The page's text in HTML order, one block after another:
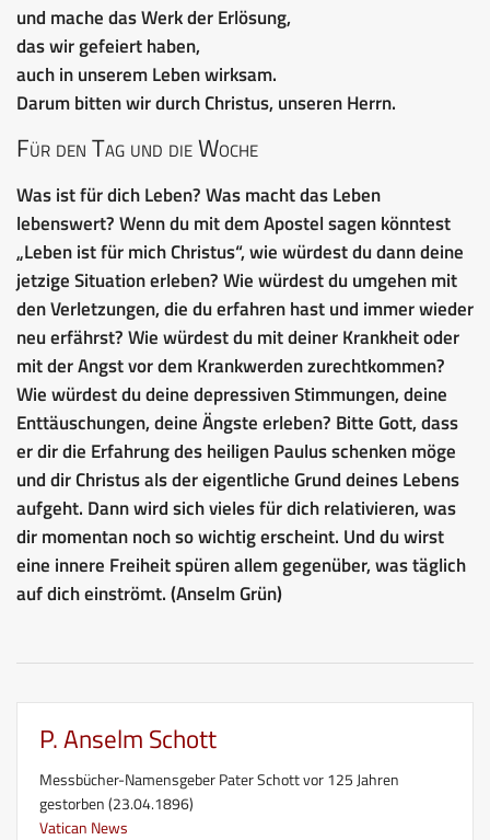
und mache das Werk der Erlösung,
das wir gefeiert haben,
auch in unserem Leben wirksam.
Darum bitten wir durch Christus, unseren Herrn.
Für den Tag und die Woche
Was ist für dich Leben? Was macht das Leben
lebenswert? Wenn du mit dem Apostel sagen könntest
„Leben ist für mich Christus“, wie würdest du dann deine
jetzige Situation erleben? Wie würdest du umgehen mit
den Verletzungen, die du erfahren hast und immer wieder
neu erfährst? Wie würdest du mit deiner Krankheit oder
mit der Angst vor dem Krankwerden zurechtkommen?
Wie würdest du deine depressiven Stimmungen, deine
Enttäuschungen, deine Ängste erleben? Bitte Gott, dass
er dir die Erfahrung des heiligen Paulus schenken möge
und dir Christus als der eigentliche Grund deines Lebens
aufgeht. Dann wird sich vieles für dich relativieren, was
dir momentan noch so wichtig erscheint. Und du wirst
eine innere Freiheit spüren allem gegenüber, was täglich
auf dich einströmt. (Anselm Grün)
P. Anselm Schott
Messbücher-Namensgeber Pater Schott vor 125 Jahren
gestorben (23.04.1896)
Vatican News